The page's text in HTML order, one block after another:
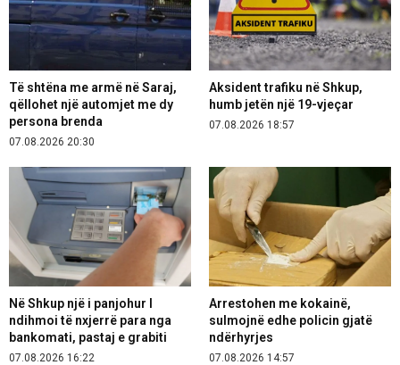
Të shtëna me armë në Saraj,
qëllohet një automjet me dy
persona brenda
07.08.2026 20:30
Aksident trafiku në Shkup,
humb jetën një 19-vjeçar
07.08.2026 18:57
Në Shkup një i panjohur I
ndihmoi të nxjerrë para nga
bankomati, pastaj e grabiti
07.08.2026 16:22
Arrestohen me kokainë,
sulmojnë edhe policin gjatë
ndërhyrjes
07.08.2026 14:57